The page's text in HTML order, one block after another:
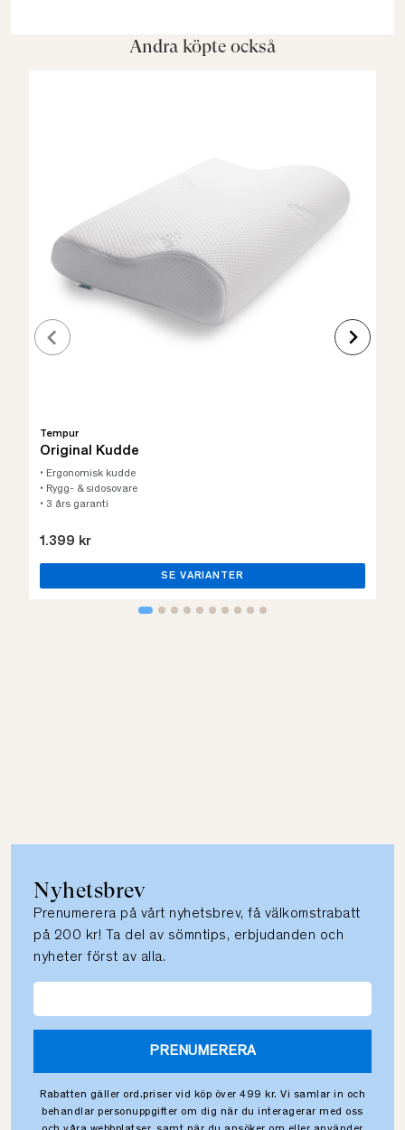
Andra köpte också
Tempur
Original Kudde
• Ergonomisk kudde
• Rygg- & sidosovare
• 3 års garanti
1.399 kr
SE VARIANTER
Nyhetsbrev
Prenumerera på vårt nyhetsbrev, få välkomstrabatt
på 200 kr! Ta del av sömntips, erbjudanden och
nyheter först av alla.
PRENUMERERA
Rabatten gäller ord.priser vid köp över 499 kr. Vi samlar in och
behandlar personuppgifter om dig när du interagerar med oss